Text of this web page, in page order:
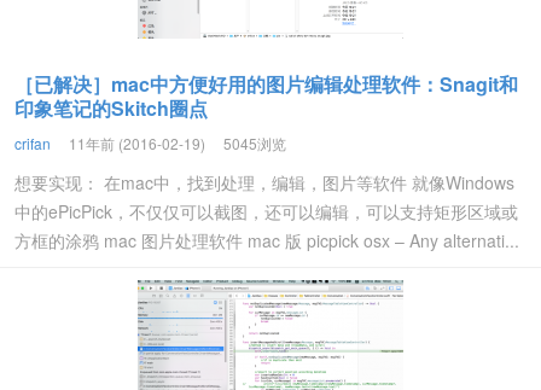
［已解决］mac中方便好用的图片编辑处理软件：Snagit和
印象笔记的Skitch圈点
crifan 11年前 (2016-02-19) 5045浏览
想要实现： 在mac中，找到处理，编辑，图片等软件 就像Windows
中的ePicPick，不仅仅可以截图，还可以编辑，可以支持矩形区域或
方框的涂鸦 mac 图片处理软件 mac 版 picpick osx – Any alternati...